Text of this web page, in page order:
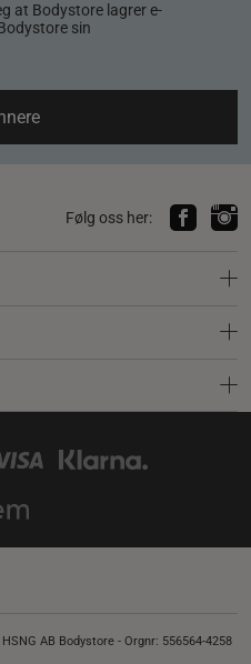
at Bodystore lagrer e-
sin
Følg oss her:
AB Bodystore - Orgnr: 556564-4258